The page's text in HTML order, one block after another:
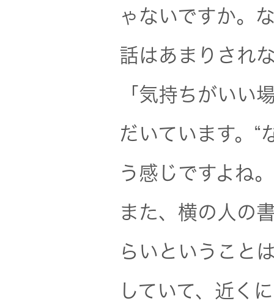
ゃないですか。
話はあまりされ
「気持ちがいい
だいています。“
う感じですよね。
また、横の人の
らいということ
していて、近く